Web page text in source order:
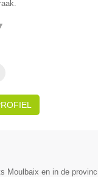
Moulbaix en in de